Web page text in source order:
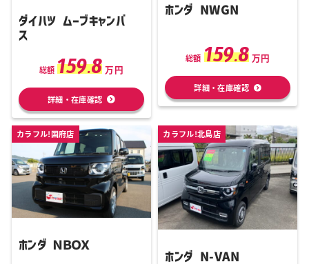
ダイハツ ムーブキャンバ
ス
総額 159.8 万円
詳細・在庫確認
ホンダ NWGN
総額 159.8 万円
詳細・在庫確認
カラフル!国府店
ホンダ ＮＢＯＸ
カラフル!北島店
ホンダ N-VAN